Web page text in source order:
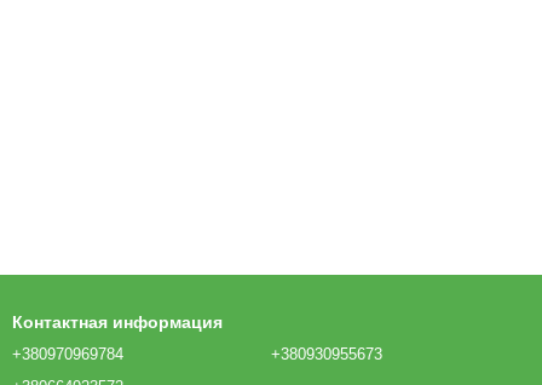
Контактная информация
+380970969784
+380930955673